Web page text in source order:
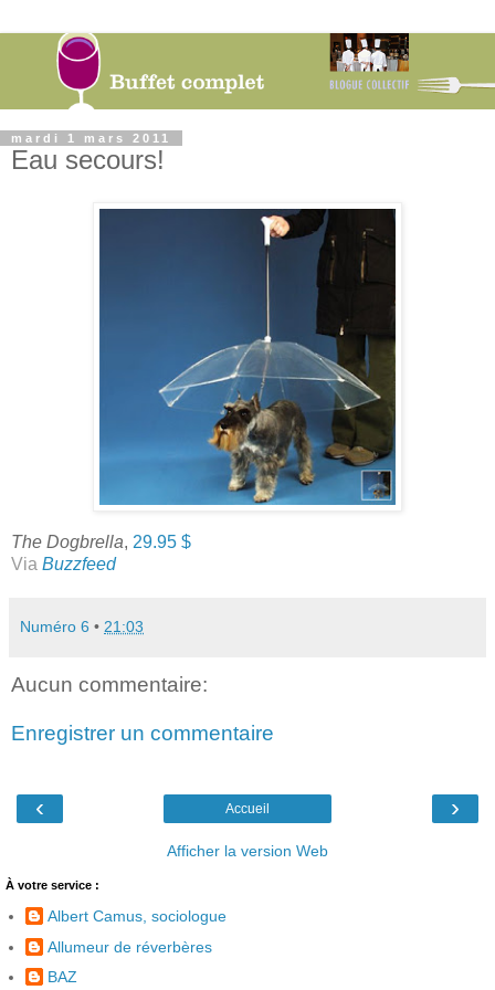
mardi 1 mars 2011
Eau secours!
The Dogbrella, 29.95 $
Via Buzzfeed
Numéro 6 • 21:03
Aucun commentaire:
Enregistrer un commentaire
‹ ›
Accueil
Afficher la version Web
À votre service :
Albert Camus, sociologue
Allumeur de réverbères
BAZ